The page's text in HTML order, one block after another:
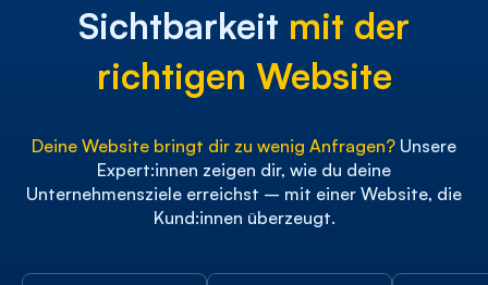
Sichtbarkeit mit der
richtigen Website
Deine Website bringt dir zu wenig Anfragen? Unsere
Expert:innen zeigen dir, wie du deine
Unternehmensziele erreichst – mit einer Website, die
Kund:innen überzeugt.